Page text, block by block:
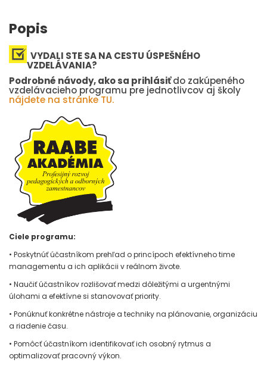
Popis
VYDALI STE SA NA CESTU ÚSPEŠNÉHO
VZDELÁVANIA?
Podrobné návody, ako sa prihlásiťdo zakúpeného
vzdelávacieho programu pre jednotlivcov aj školy
nájdete na stránke TU.
Ciele programu:
• Poskytnúť účastníkom prehľad o princípoch efektívneho time
managementu a ich aplikácii v reálnom živote.
• Naučiť účastníkov rozlišovať medzi dôležitými a urgentnými
úlohami a efektívne si stanovovať priority.
• Ponúknuť konkrétne nástroje a techniky na plánovanie, organizáciu
a riadenie času.
• Pomôcť účastníkom identifikovať ich osobný rytmus a
optimalizovať pracovný výkon.